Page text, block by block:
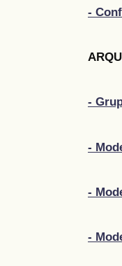
-
-
-
-
-